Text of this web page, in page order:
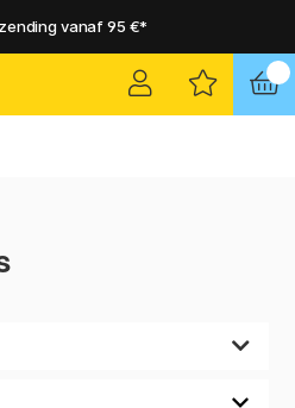
vanaf 95 €*
vanaf 95 €*